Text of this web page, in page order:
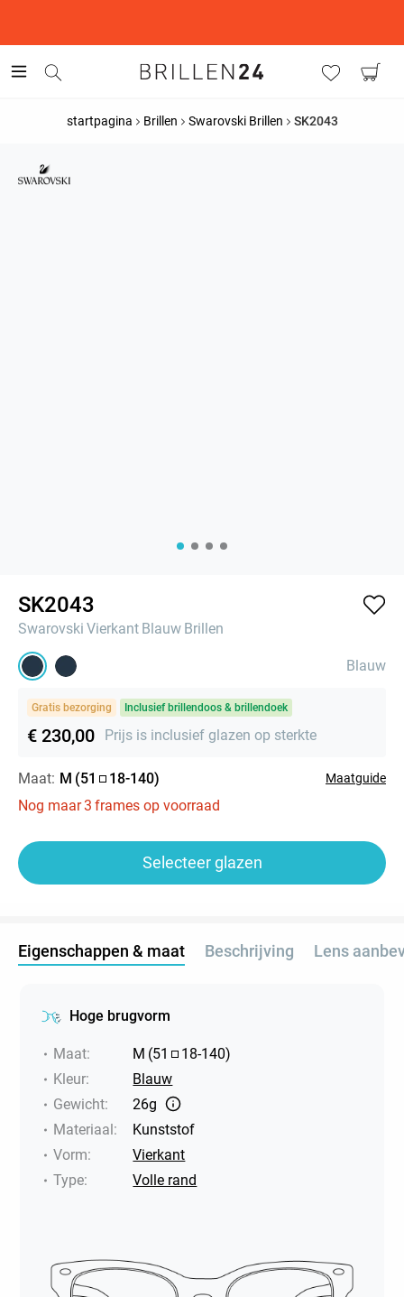
startpagina Brillen Swarovski Brillen SK2043
SK2043
Swarovski Vierkant Blauw Brillen
Blauw
Gratis bezorging Inclusief brillendoos & brillendoek
€ 230,00 Prijs is inclusief glazen op sterkte
Maat: M (51 18-140) Maatguide
Nog maar3 frames op voorraad
Selecteer glazen
Eigenschappen & maat Beschrijving Lens
Hoge brugvorm
Maat: M (51 18-140)
Kleur:
Blauw
Gewicht:
26g
Materiaal:
Kunststof
Vorm:
Vierkant
Type: Volle rand